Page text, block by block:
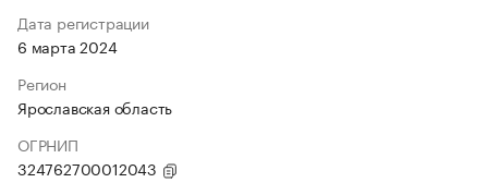
Дата регистрации
6 марта 2024
Регион
Ярославская область
ОГРНИП
324762700012043